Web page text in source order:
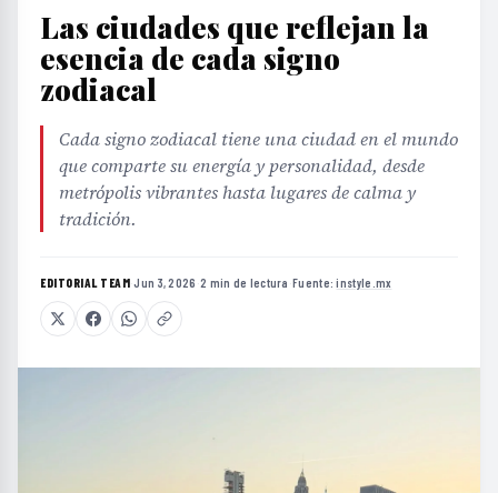
Las ciudades que reflejan la
esencia de cada signo
zodiacal
Cada signo zodiacal tiene una ciudad en el mundo
que comparte su energía y personalidad, desde
metrópolis vibrantes hasta lugares de calma y
tradición.
EDITORIAL TEAM·Jun 3, 2026 ·2 min de lectura ·Fuente:instyle.mx